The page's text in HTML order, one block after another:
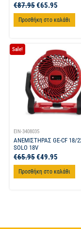
€87.95€65.95
Προσθήκη στο καλάθι
Sale!
EIN-3408035
ΑΝΕΜΙΣΤΗΡΑΣ GE-CF 18/
SOLO 18V
€65.95€49.95
Προσθήκη στο καλάθι